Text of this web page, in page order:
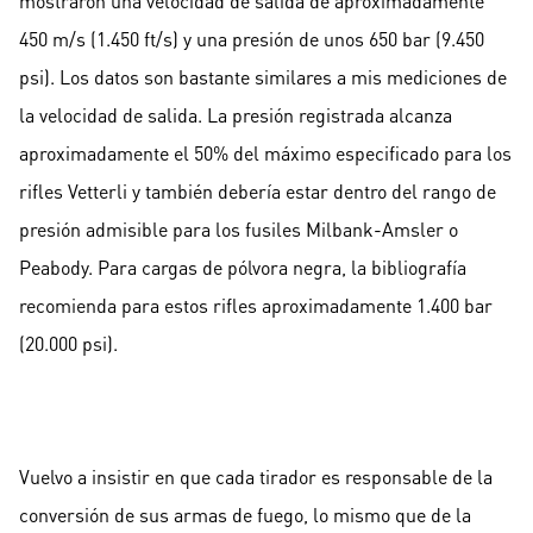
450 m/s (1.450 ft/s) y una presión de unos 650 bar (9.450
psi). Los datos son bastante similares a mis mediciones de
la velocidad de salida. La presión registrada alcanza
aproximadamente el 50% del máximo especificado para los
rifles Vetterli y también debería estar dentro del rango de
presión admisible para los fusiles Milbank-Amsler o
Peabody. Para cargas de pólvora negra, la bibliografía
recomienda para estos rifles aproximadamente 1.400 bar
(20.000 psi).
Vuelvo a insistir en que cada tirador es responsable de la
conversión de sus armas de fuego, lo mismo que de la